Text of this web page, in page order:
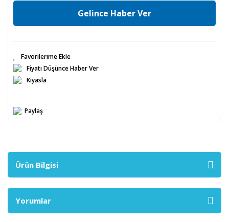
Gelince Haber Ver
Fiyatı Düşünce Haber Ver
Kıyasla
Paylaş
Ürün Bilgisi
Yorumlar